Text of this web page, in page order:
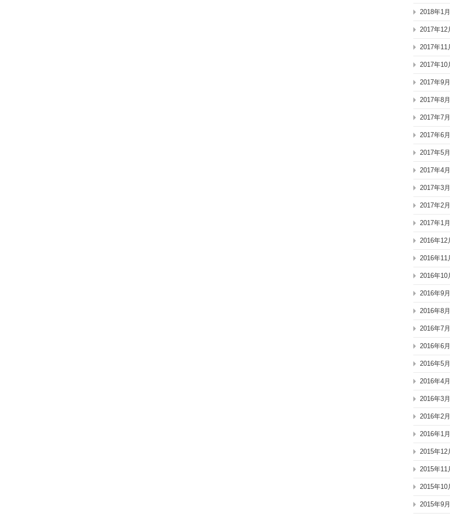
2018年1月
2017年12
2017年11
2017年10
2017年9月
2017年8月
2017年7月
2017年6月
2017年5月
2017年4月
2017年3月
2017年2月
2017年1月
2016年12
2016年11
2016年10
2016年9月
2016年8月
2016年7月
2016年6月
2016年5月
2016年4月
2016年3月
2016年2月
2016年1月
2015年12
2015年11
2015年10
2015年9月